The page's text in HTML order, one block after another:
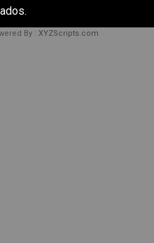
By : XYZScripts.com